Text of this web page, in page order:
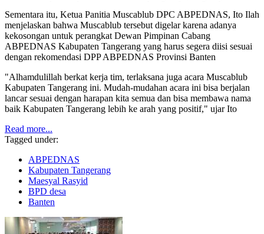
Sementara itu, Ketua Panitia Muscablub DPC ABPEDNAS, Ito Ilah
menjelaskan bahwa Muscablub tersebut digelar karena adanya
kekosongan untuk perangkat Dewan Pimpinan Cabang
ABPEDNAS Kabupaten Tangerang yang harus segera diisi sesuai
dengan rekomendasi DPP ABPEDNAS Provinsi Banten
"Alhamdulillah berkat kerja tim, terlaksana juga acara Muscablub
Kabupaten Tangerang ini. Mudah-mudahan acara ini bisa berjalan
lancar sesuai dengan harapan kita semua dan bisa membawa nama
baik Kabupaten Tangerang lebih ke arah yang positif," ujar Ito
Read more...
Tagged under:
ABPEDNAS
Kabupaten Tangerang
Maesyal Rasyid
BPD desa
Banten